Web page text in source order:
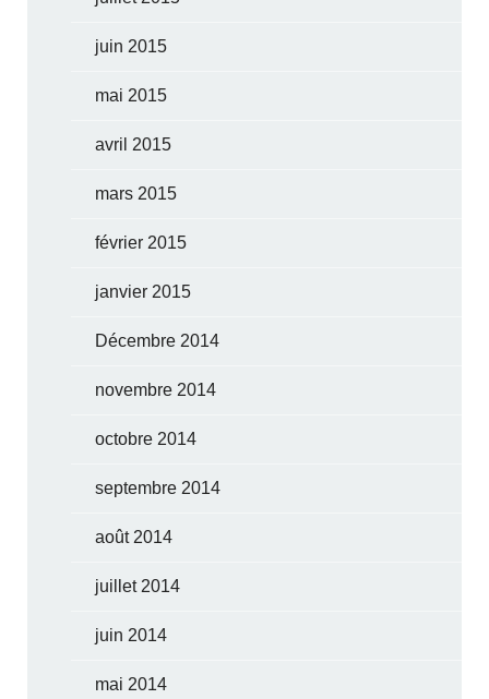
juin 2015
mai 2015
avril 2015
mars 2015
février 2015
janvier 2015
Décembre 2014
novembre 2014
octobre 2014
septembre 2014
août 2014
juillet 2014
juin 2014
mai 2014